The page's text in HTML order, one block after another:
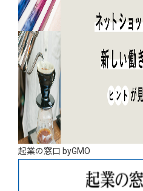
起業の窓口 byGMO